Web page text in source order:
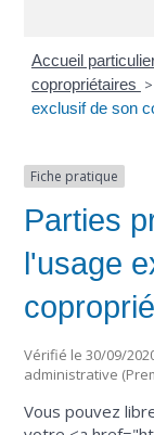
Accueil
copropriétaires >
exclusif de son
Fiche pratique
Parties
l'usage
Vérifié le 30/09/
administrative
Vous pouvez